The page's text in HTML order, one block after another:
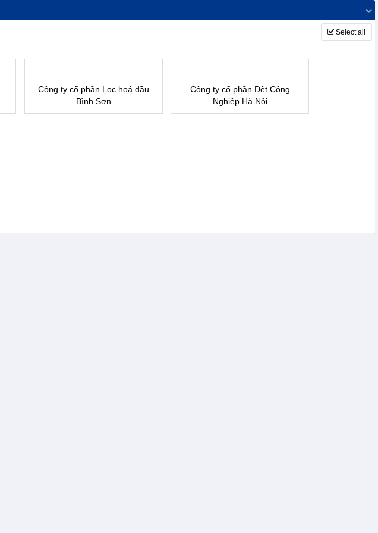
Select all
Công ty cổ phần Lọc hoá dầu
Bình Sơn
Công ty cổ phần Dệt Công
Nghiệp Hà Nội